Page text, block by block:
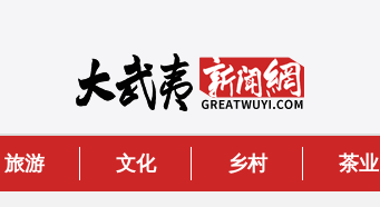
旅游 文化 乡村 茶业